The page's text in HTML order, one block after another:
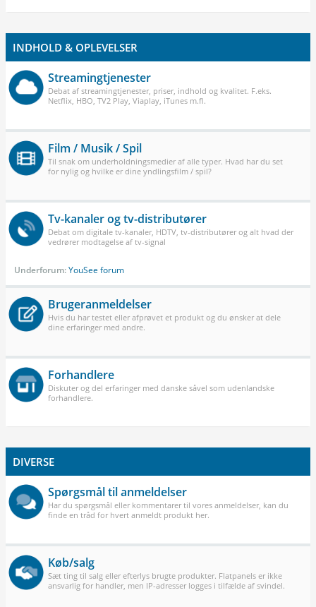
INDHOLD & OPLEVELSER
Streamingtjenester
Debat af streamingtjenester, priser, indhold og kvalitet. F.eks.
Netflix, HBO, TV2 Play, Viaplay, iTunes m.fl.
Film / Musik / Spil
Til snak om underholdningsmedier af alle typer. Hvad har du set
for nylig og hvilke er dine yndlingsfilm / spil?
Tv-kanaler og tv-distributører
Debat om digitale tv-kanaler, HDTV, tv-distributører og alt hvad der
vedrører modtagelse af tv-signal
Underforum:YouSee forum
Brugeranmeldelser
Hvis du har testet eller afprøvet et produkt og du ønsker at dele
dine erfaringer med andre.
Forhandlere
Diskuter og del erfaringer med danske såvel som udenlandske
forhandlere.
DIVERSE
Spørgsmål til anmeldelser
Har du spørgsmål eller kommentarer til vores anmeldelser, kan du
finde en tråd for hvert anmeldt produkt her.
Køb/salg
Sæt ting til salg eller efterlys brugte produkter. Flatpanels er ikke
ansvarlig for handler, men IP-adresser logges i tilfælde af svindel.